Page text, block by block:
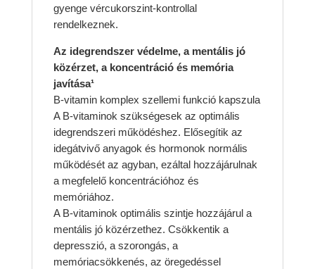
gyenge vércukorszint-kontrollal
rendelkeznek.
Az idegrendszer védelme, a mentális jó
közérzet, a koncentráció és memória
javítása¹
B-vitamin komplex szellemi funkció kapszula
A B-vitaminok szükségesek az optimális
idegrendszeri működéshez. Elősegítik az
idegátvivő anyagok és hormonok normális
működését az agyban, ezáltal hozzájárulnak
a megfelelő koncentrációhoz és
memóriához.
A B-vitaminok optimális szintje hozzájárul a
mentális jó közérzethez. Csökkentik a
depresszió, a szorongás, a
memóriacsökkenés, az öregedéssel